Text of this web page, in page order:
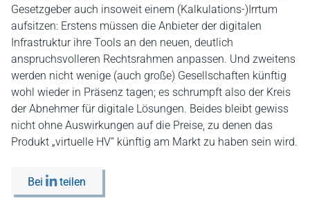
Gesetzgeber auch insoweit einem (Kalkulations-)Irrtum
aufsitzen: Erstens müssen die Anbieter der digitalen
Infrastruktur ihre Tools an den neuen, deutlich
anspruchsvolleren Rechtsrahmen anpassen. Und zweitens
werden nicht wenige (auch große) Gesellschaften künftig
wohl wieder in Präsenz tagen; es schrumpft also der Kreis
der Abnehmer für digitale Lösungen. Beides bleibt gewiss
nicht ohne Auswirkungen auf die Preise, zu denen das
Produkt „virtuelle HV“ künftig am Markt zu haben sein wird.
Bei teilen